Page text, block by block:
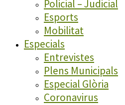
Policial – Judicial
Esports
Mobilitat
Especials
Entrevistes
Plens Municipals
Especial Glòria
Coronavirus